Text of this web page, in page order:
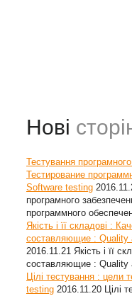
Нові
Тестування
Тестирование
Software testing
програмного
программного
Якість і її складові :
составляющие : Quality
2016.11.21 Якість і її
составляющие : Quality
Цілі тестування : цели
testing 2016.11.20 Цілі